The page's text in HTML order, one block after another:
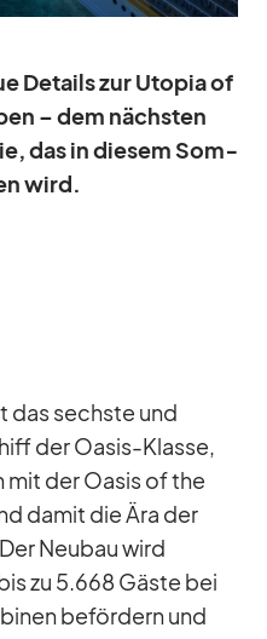
De­tails zur Uto­pia of
– dem nächs­ten
das in die­sem Som­
wird.
das sechste und
der Oa­sis-Klasse,
mit der Oa­sis of the
da­mit die Ära der
Neu­bau wird
zu 5.668 Gäste bei
be­för­dern und